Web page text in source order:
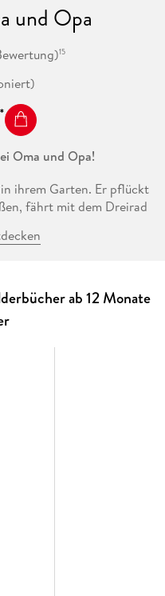
und Opa
)15
Oma und Opa!
ihrem Garten. Er pflückt
fährt mit dem Dreirad
Tag!
Bobo. Mit Bobo erleben
Alltagssituationen immer
Vorlesemomente.
ab 12 Monate